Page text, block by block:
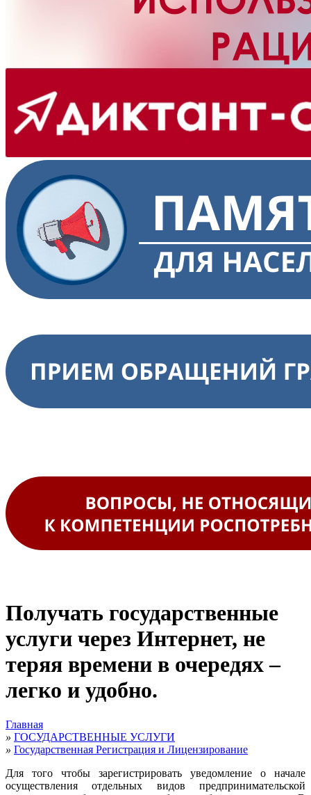
Получать государственные
услуги через Интернет, не
теряя времени в очередях –
легко и удобно.
Главная
» ГОСУДАРСТВЕННЫЕ УСЛУГИ
» Государственная Регистрация и Лицензирование
Для того чтобы зарегистрировать уведомление о начале
осуществления отдельных видов предпринимательской